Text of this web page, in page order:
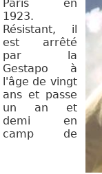
Paris en
1923.
Résistant, il
est arrêté
par la
Gestapo à
l'âge de vingt
ans et passe
un an et
demi en
camp de